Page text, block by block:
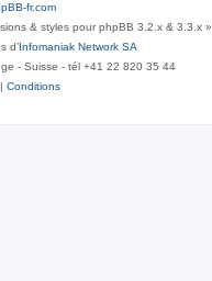
fr.com
& styles pour phpBB 3.2.x & 3.3.x »
d’Infomaniak Network SA
- Suisse - tél +41 22 820 35 44
| Conditions